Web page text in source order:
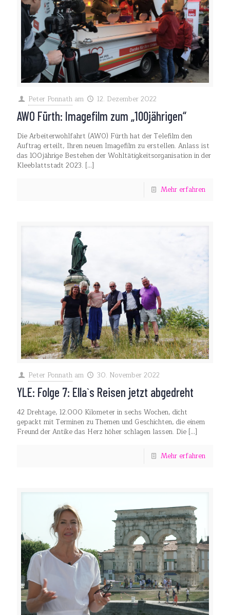
Peter Ponnath am 12. Dezember 2022
AWO Fürth: Imagefilm zum „100jährigen“
Die Arbeiterwohlfahrt (AWO) Fürth hat der Telefilm den
Auftrag erteilt, Ihren neuen Imagefilm zu erstellen. Anlass ist
das 100jährige Bestehen der Wohltätigkeitsorganisation in der
Kleeblattstadt 2023. […]
Mehr erfahren
Peter Ponnath am 30. November 2022
YLE: Folge 7: Ella`s Reisen jetzt abgedreht
42 Drehtage, 12.000 Kilometer in sechs Wochen, dicht
gepackt mit Terminen zu Themen und Geschichten, die einem
Freund der Antike das Herz höher schlagen lassen. Die […]
Mehr erfahren